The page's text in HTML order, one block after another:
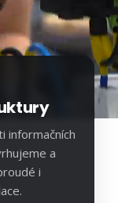
informačních
a
i